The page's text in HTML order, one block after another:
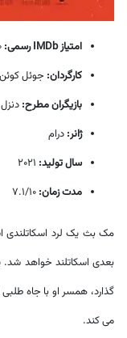
امتیاز IMDb رسمی:
کارگردان: جوئل کوئن
بازیگران مطرح:
ژانر: درام
سال تولید:
مدت زمان:
مک بث یک لرد
بعدی اسکاتلند خواهد
گذارد، همسر او با جاه
می کند.